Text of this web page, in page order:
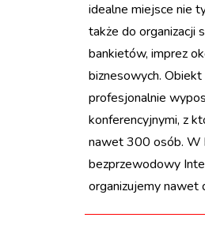
idealne miejsce nie
także do organizacji
bankietów, imprez
biznesowych.
profesjonalnie
konferencyjnymi, z
nawet 300 osób. W
bezprzewodowy
organizujemy nawet